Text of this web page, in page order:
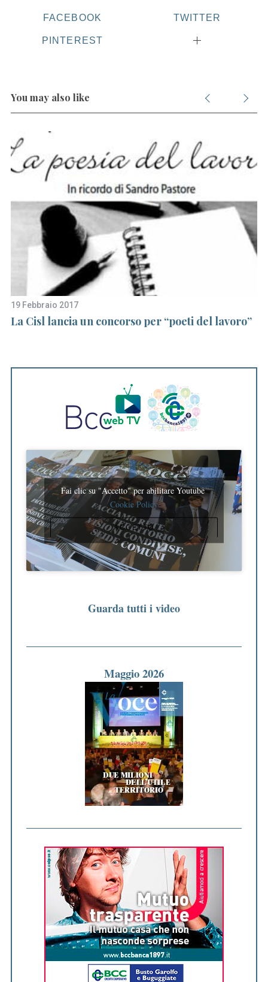
FACEBOOK TWITTER
PINTEREST
You may also like
19 Febbraio 2017
La Cisl lancia un concorso per “poeti del lavoro”
Fai clic su "Accetto" per abilitare Youtube
Cookie Policy
ACCETTO
Guarda tutti i video
Maggio 2026